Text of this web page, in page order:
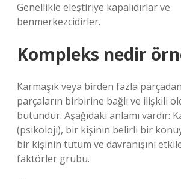
Genellikle eleştiriye kapalıdırlar ve
benmerkezcidirler.
Kompleks nedir
Karmaşık veya birden fazla
parçaların birbirine bağlı ve ilişkili
bütündür. Aşağıdaki anlamı vardır:
(psikoloji), bir kişinin belirli bir
bir kişinin tutum ve davranışını
faktörler grubu.